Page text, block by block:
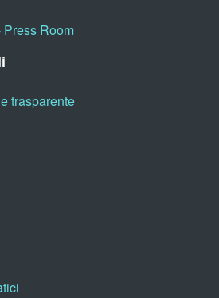
Press Room
trasparente